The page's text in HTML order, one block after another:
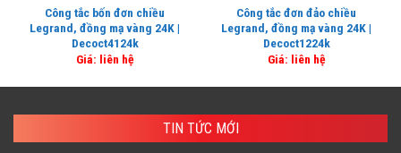
Công tắc bốn đơn chiều
Legrand, đồng mạ vàng 24K |
Decoct4124k
Giá: liên hệ
Công tắc đơn đảo chiều
Legrand, đồng mạ vàng 24K |
Decoct1224k
Giá: liên hệ
TIN TỨC MỚI